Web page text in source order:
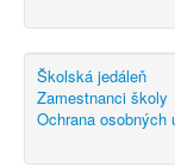
Školská jedáleň
Zamestnanci školy
Ochrana osobných